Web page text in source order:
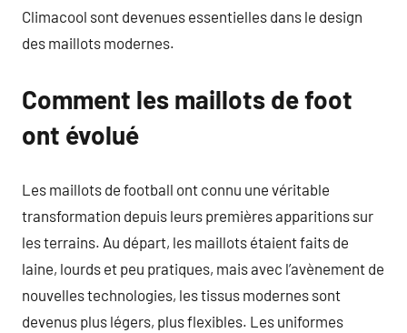
Climacool sont devenues essentielles dans le design
des maillots modernes.
Comment les maillots de foot
ont évolué
Les maillots de football ont connu une véritable
transformation depuis leurs premières apparitions sur
les terrains. Au départ, les maillots étaient faits de
laine, lourds et peu pratiques, mais avec l’avènement de
nouvelles technologies, les tissus modernes sont
devenus plus légers, plus flexibles. Les uniformes